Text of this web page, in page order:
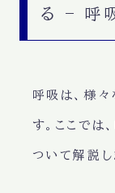
る – 呼
呼吸は、様々
す。ここでは、
ついて解説し